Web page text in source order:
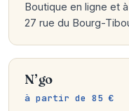
Boutique en ligne et
27 rue du Bourg-
N’go
à partir de 85 €